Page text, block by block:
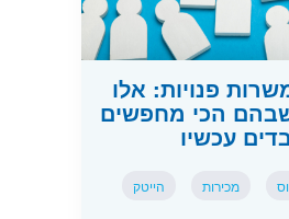
משרות פנויות: אלו
הכי מחפשים
עכשיו
מכירות הייטק